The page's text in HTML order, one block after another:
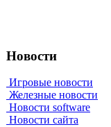
Новости
Игровые новости
Железные новости
Новости software
Новости сайта